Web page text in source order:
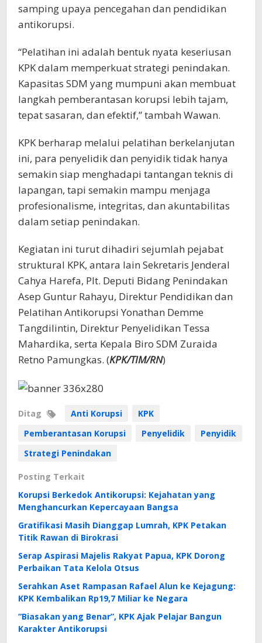
samping upaya pencegahan dan pendidikan
antikorupsi.
“Pelatihan ini adalah bentuk nyata keseriusan
KPK dalam memperkuat strategi penindakan.
Kapasitas SDM yang mumpuni akan membuat
langkah pemberantasan korupsi lebih tajam,
tepat sasaran, dan efektif,” tambah Wawan.
KPK berharap melalui pelatihan berkelanjutan
ini, para penyelidik dan penyidik tidak hanya
semakin siap menghadapi tantangan teknis di
lapangan, tapi semakin mampu menjaga
profesionalisme, integritas, dan akuntabilitas
dalam setiap penindakan.
Kegiatan ini turut dihadiri sejumlah pejabat
struktural KPK, antara lain Sekretaris Jenderal
Cahya Harefa, Plt. Deputi Bidang Penindakan
Asep Guntur Rahayu, Direktur Pendidikan dan
Pelatihan Antikorupsi Yonathan Demme
Tangdilintin, Direktur Penyelidikan Tessa
Mahardika, serta Kepala Biro SDM Zuraida
Retno Pamungkas. (KPK/TIM/RN)
Ditag Anti Korupsi
KPK
Pemberantasan Korupsi
Penyelidik
Penyidik
Strategi Penindakan
Posting Terkait
Korupsi Berkedok Antikorupsi: Kejahatan yang
Menghancurkan Kepercayaan Bangsa
Gratifikasi Masih Dianggap Lumrah, KPK Petakan
Titik Rawan di Birokrasi
Serap Aspirasi Majelis Rakyat Papua, KPK Dorong
Perbaikan Tata Kelola Otsus
Serahkan Aset Rampasan Rafael Alun ke Kejagung:
KPK Kembalikan Rp19,7 Miliar ke Negara
“Biasakan yang Benar”, KPK Ajak Pelajar Bangun
Karakter Antikorupsi